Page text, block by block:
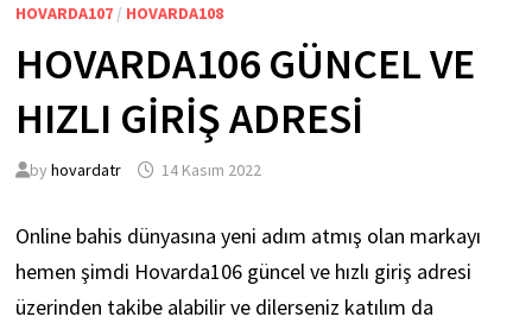
HOVARDA107/ HOVARDA108
HOVARDA106 GÜNCEL VE
HIZLI GIRIŞ ADRESI
by hovardatr 14 Kasım 2022
Online bahis dünyasına yeni adım atmış olan markayı
hemen şimdi Hovarda106 güncel ve hızlı giriş adresi
üzerinden takibe alabilir ve dilerseniz katılım da